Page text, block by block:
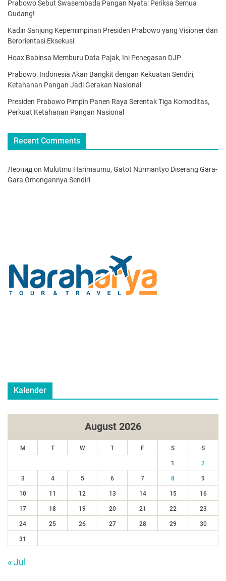
Prabowo Sebut Swasembada Pangan Nyata: Periksa Semua
Gudang!
Kadin Sanjung Kepemimpinan Presiden Prabowo yang Visioner dan
Berorientasi Eksekusi
Hoax Babinsa Memburu Data Pajak, Ini Penegasan DJP
Prabowo: Indonesia Akan Bangkit dengan Kekuatan Sendiri,
Ketahanan Pangan Jadi Gerakan Nasional
Presiden Prabowo Pimpin Panen Raya Serentak Tiga Komoditas,
Perkuat Ketahanan Pangan Nasional
Recent Comments
Леонид on Mulutmu Harimaumu, Gatot Nurmantyo Diserang Gara-
Gara Omongannya Sendiri
Kalender
August 2026
M T W T F S S
1 2
3 4 5 6 7 8 9
10 11 12 13 14 15 16
17 18 19 20 21 22 23
24 25 26 27 28 29 30
31
« Jul